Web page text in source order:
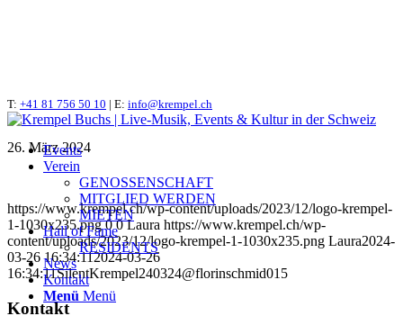
T: +41 81 756 50 10 | E: info@krempel.ch
Events
Verein
GENOSSENSCHAFT
MITGLIED WERDEN
MIETEN
Hall of Fame
RESIDENTS
News
Kontakt
Menü Menü
SilentKrempel240324@florinschmid015
26. März 2024
https://www.krempel.ch/wp-content/uploads/2023/12/logo-krempel-
1-1030x235.png 0 0 Laura https://www.krempel.ch/wp-
content/uploads/2023/12/logo-krempel-1-1030x235.png Laura2024-
03-26 16:34:112024-03-26
16:34:11SilentKrempel240324@florinschmid015
Kontakt